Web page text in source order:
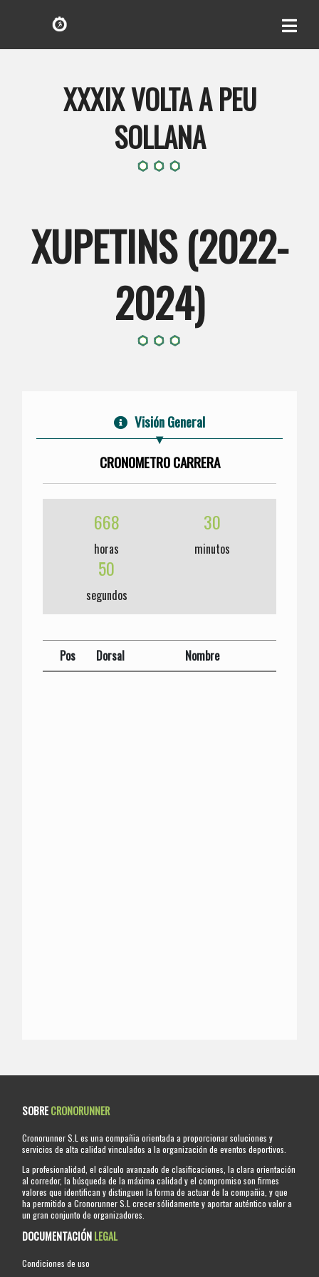
XXXIX VOLTA A PEU
SOLLANA
XUPETINS (2022-
2024)
Visión General
CRONOMETRO CARRERA
668
horas
30
minutos
50
segundos
Pos Dorsal Nombre
SOBRECRONORUNNER
Cronorunner S.L es una compañia orientada a proporcionar soluciones y
servicios de alta calidad vinculados a la organización de eventos deportivos.
La profesionalidad, el cálculo avanzado de clasificaciones, la clara orientación
al corredor, la búsqueda de la máxima calidad y el compromiso son firmes
valores que identifican y distinguen la forma de actuar de la compañia, y que
ha permitido a Cronorunner S.L crecer sólidamente y aportar auténtico valor a
un gran conjunto de organizadores.
DOCUMENTACIÓNLEGAL
Condiciones de uso